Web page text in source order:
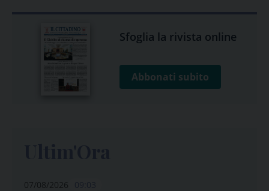
Sfoglia la rivista online
Abbonati subito
07/08/2026